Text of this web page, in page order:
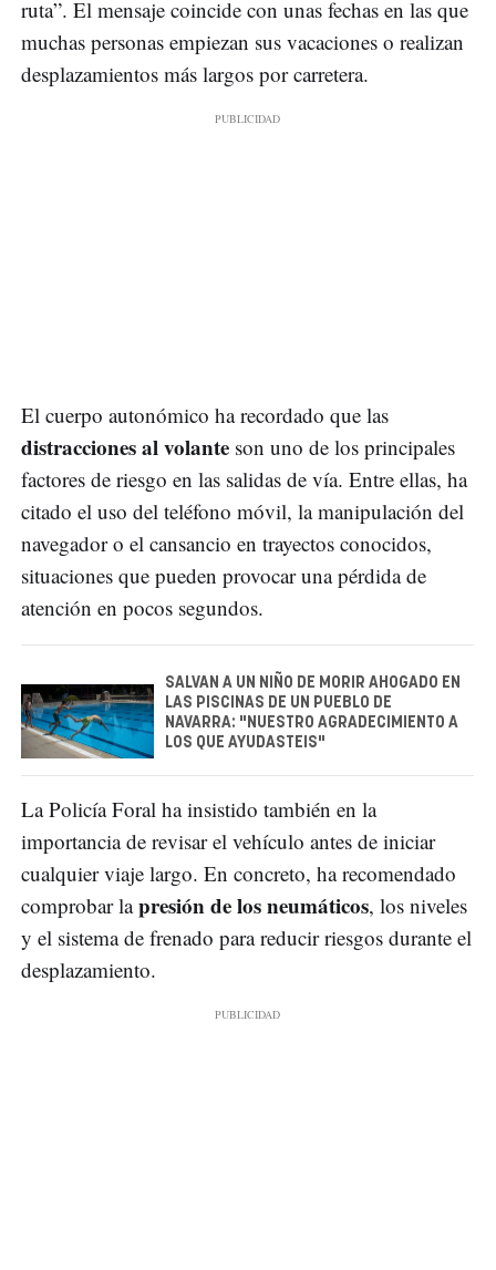
ruta”. El mensaje coincide con unas fechas en las que
muchas personas empiezan sus vacaciones o realizan
desplazamientos más largos por carretera.
El cuerpo autonómico ha recordado que las
distracciones al volante son uno de los principales
factores de riesgo en las salidas de vía. Entre ellas, ha
citado el uso del teléfono móvil, la manipulación del
navegador o el cansancio en trayectos conocidos,
situaciones que pueden provocar una pérdida de
atención en pocos segundos.
SALVAN A UN NIÑO DE MORIR AHOGADO EN
LAS PISCINAS DE UN PUEBLO DE
NAVARRA: "NUESTRO AGRADECIMIENTO A
LOS QUE AYUDASTEIS"
La Policía Foral ha insistido también en la
importancia de revisar el vehículo antes de iniciar
cualquier viaje largo. En concreto, ha recomendado
comprobar lapresión de los neumáticos, los niveles
y el sistema de frenado para reducir riesgos durante el
desplazamiento.